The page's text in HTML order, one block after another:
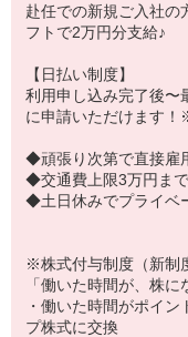
赴任での新規ご入社の
フトで2万円分支給♪
【日払い制度】
利用申し込み完了後〜
に申請いただけます！
◆頑張り次第で直接雇
◆交通費上限3万円ま
◆土日休みでプライベ
※株式付与制度（新制
「働いた時間が、株に
・働いた時間がポイ
プ株式に交換